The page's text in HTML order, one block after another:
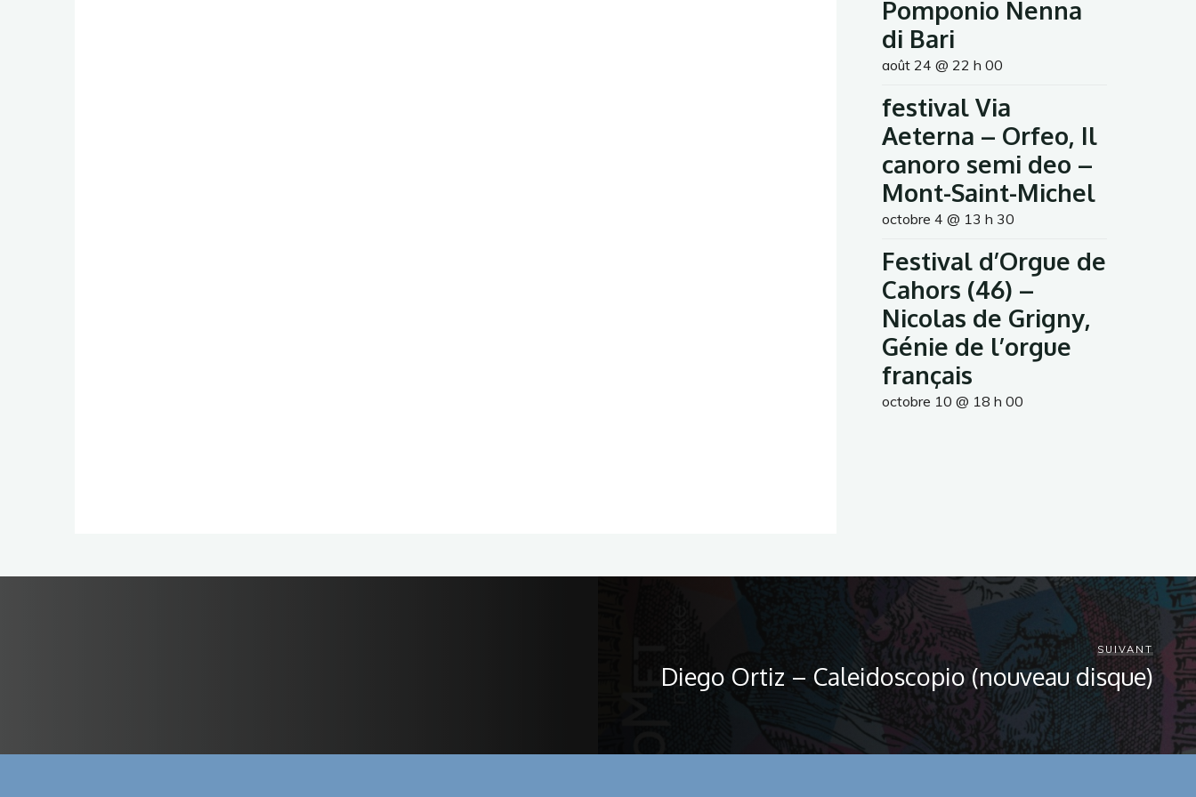
Pomponio Nenna
di Bari
août 24 @ 22 h 00
festival Via
Aeterna – Orfeo, Il
canoro semi deo –
Mont-Saint-Michel
octobre 4 @ 13 h 30
Festival d’Orgue de
Cahors (46) –
Nicolas de Grigny,
Génie de l’orgue
français
octobre 10 @ 18 h 00
SUIVANT
Diego Ortiz – Caleidoscopio (nouveau disque)